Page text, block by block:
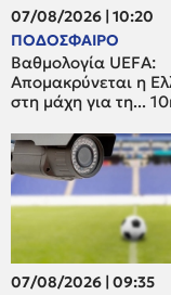
07/08/2026 | 10:20
ΠΟΔΟΣΦΑΙΡΟ
Βαθμολογία UEFA:
Απομακρύνεται η
στη μάχη για τη...
07/08/2026 | 09:35